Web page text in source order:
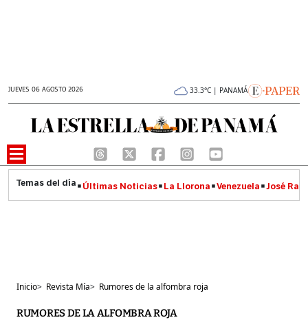
JUEVES 06 AGOSTO 2026 33.3°C | PANAMÁ
Últimas Noticias La Llorona Venezuela José
Inicio> Revista Mía> Rumores de la alfombra roja
RUMORES DE LA ALFOMBRA ROJA